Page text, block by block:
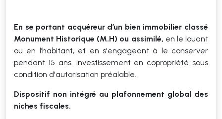
En se portant acquéreur d’un bien immobilier classé
Monument Historique (M.H) ou assimilé, en le louant
ou en l’habitant, et en s'engageant à le conserver
pendant 15 ans. Investissement en copropriété sous
condition d'autorisation préalable.
Dispositif non intégré au plafonnement global des
niches fiscales.